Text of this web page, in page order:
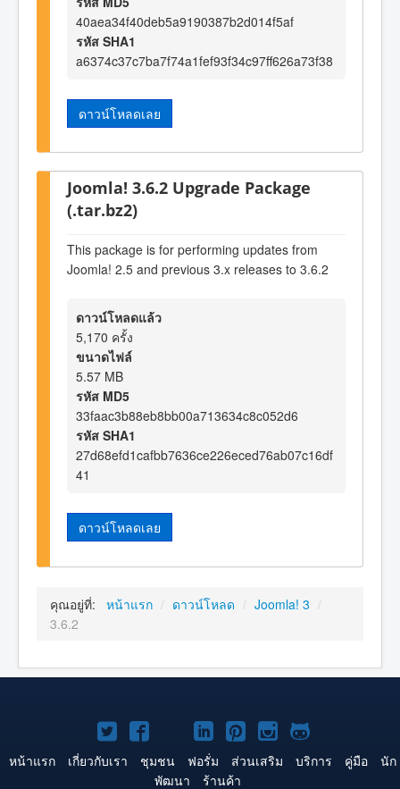
40aea34f40deb5a9190387b2d014f5af
รหัส SHA1
a6374c37c7ba7f74a1fef93f34c97ff626a73f38
ดาวน์โหลดเลย
Joomla! 3.6.2 Upgrade Package
(.tar.bz2)
This package is for performing updates from
Joomla! 2.5 and previous 3.x releases to 3.6.2
ดาวน์โหลดแล้ว
5,170 ครั้ง
ขนาดไฟล์
5.57 MB
รหัส MD5
33faac3b88eb8bb00a713634c8c052d6
รหัส SHA1
27d68efd1cafbb7636ce226eced76ab07c16df
41
ดาวน์โหลดเลย
คุณอยู่ที่: หน้าแรก / ดาวน์โหลด / Joomla! 3 /
3.6.2
Joomla!
บน
Joomla!
บน
Joomla!
บน
Joomla!
บน
Joomla!
บน
Joomla!
บน
Joomla!
บน
หน้าแรก เกี่ยวกับเรา ชุมชน ฟอรั่ม ส่วนเสริม บริการ คู่มือ
นัก
พัฒนา
ร้านค้า